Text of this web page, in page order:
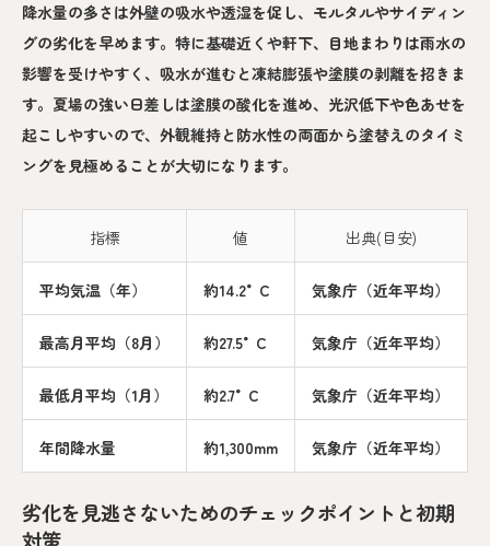
降水量の多さは外壁の吸水や透湿を促し、モルタルやサイディン
グの劣化を早めます。特に基礎近くや軒下、目地まわりは雨水の
影響を受けやすく、吸水が進むと凍結膨張や塗膜の剥離を招きま
す。夏場の強い日差しは塗膜の酸化を進め、光沢低下や色あせを
起こしやすいので、外観維持と防水性の両面から塗替えのタイミ
ングを見極めることが大切になります。
指標 値 出典(目安)
平均気温（年） 約14.2°C 気象庁（近年平均）
最高月平均（8月） 約27.5°C 気象庁（近年平均）
最低月平均（1月） 約2.7°C 気象庁（近年平均）
年間降水量 約1,300mm 気象庁（近年平均）
劣化を見逃さないためのチェックポイントと初期
対策